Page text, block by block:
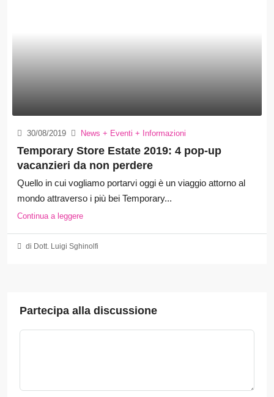
30/08/2019 News + Eventi + Informazioni
Temporary Store Estate 2019: 4 pop-up
vacanzieri da non perdere
Quello in cui vogliamo portarvi oggi è un viaggio attorno al
mondo attraverso i più bei Temporary...
Continua a leggere
di Dott. Luigi Sghinolfi
Partecipa alla discussione